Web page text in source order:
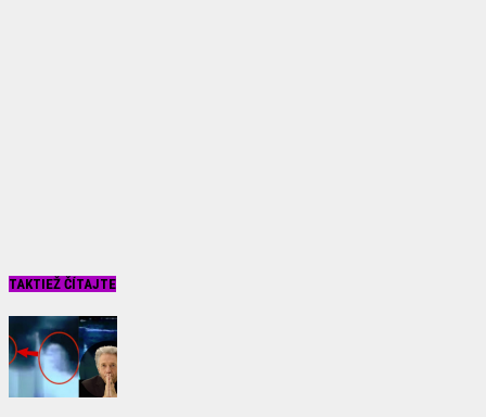
TAKTIEŽ ČÍTAJTE